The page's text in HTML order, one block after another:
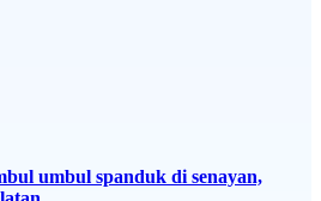
umbul spanduk di senayan,